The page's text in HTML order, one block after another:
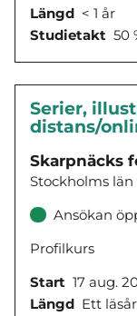
Längd < 1 år
Studietakt 50
Serier,
distans/
Skarpnäcks
Stockholms
Ansökan
Profilkurs
Start 17 aug.
Längd Ett läsår